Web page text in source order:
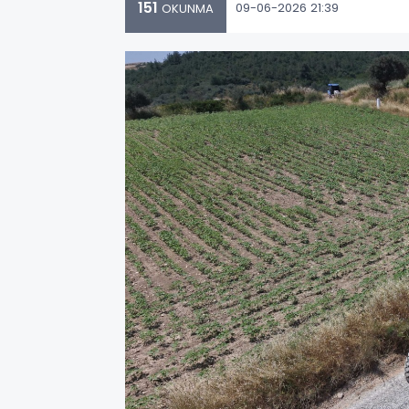
151 OKUNMA 09-06-2026 21:39